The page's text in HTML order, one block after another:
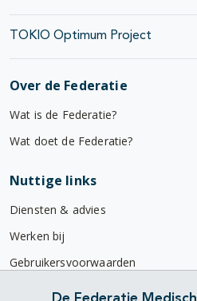
TOKIO Optimum Project
Over de Federatie
Wat is de Federatie?
Wat doet de Federatie?
Nuttige links
Diensten & advies
Werken bij
Gebruikersvoorwaarden
Privacyverklaring